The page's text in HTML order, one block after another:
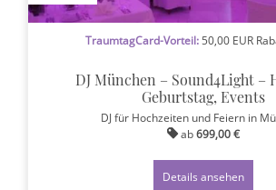
TraumtagCard-Vorteil: 50,00 EUR
DJ München – Sound4Light –
Geburtstag, Events
DJ für Hochzeiten und Feiern in
ab699,00 €
Details ansehen